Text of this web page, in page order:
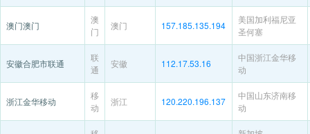
澳门澳门
澳
门
澳门 157.185.135.194
美国加利福尼亚
圣何塞
安徽合肥市联通
联
通
安徽 112.17.53.16
中国浙江金华移
动
浙江金华移动
移
动
浙江 120.220.196.137
中国山东济南移
动